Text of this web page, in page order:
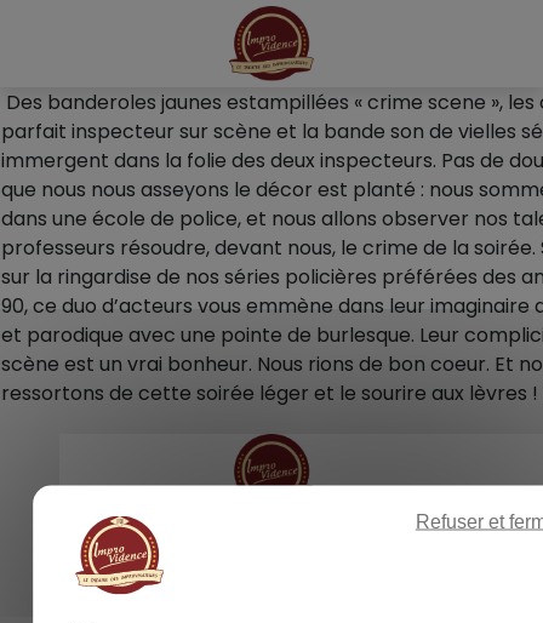
Des banderoles jaunes estampillées « crime scene », les
parfait inspecteur sur scène et la bande son de vielles
immergent dans la folie des deux inspecteurs. Pas de
que nous nous asseyons le décor est planté : nous
dans une école de police, et nous allons observer nos
professeurs résoudre, devant nous, le crime de la soirée.
sur la ringardise de nos séries policières préférées des
90, ce duo d’acteurs vous emmène dans leur imaginaire
et parodique avec une pointe de burlesque. Leur
scène est un vrai bonheur. Nous rions de bon coeur. Et
ressortons de cette soirée léger et le sourire aux lèvres !
RETOURNER SUR LE SITE
Panneau de gestion des cookies
Refuser et